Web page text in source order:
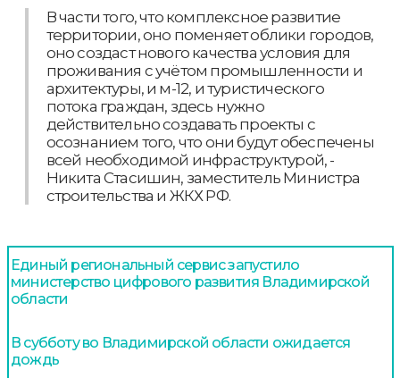
В части того, что комплексное развитие
территории, оно поменяет облики городов,
оно создаст нового качества условия для
проживания с учётом промышленности и
архитектуры, и м-12, и туристического
потока граждан, здесь нужно
действительно создавать проекты с
осознанием того, что они будут обеспечены
всей необходимой инфраструктурой, -
Никита Стасишин, заместитель Министра
строительства и ЖКХ РФ.
Единый региональный сервис запустило
министерство цифрового развития Владимирской
области
В субботу во Владимирской области ожидается
дождь